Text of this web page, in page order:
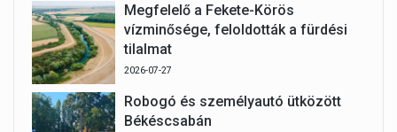
Megfelelő a Fekete-Körös
vízminősége, feloldották a fürdési
tilalmat
2026-07-27
Robogó és személyautó ütközött
Békéscsabán